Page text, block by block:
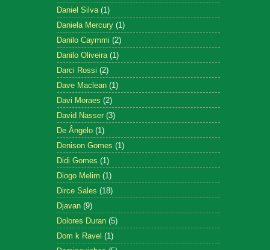
Daniel Silva (1)
Daniela Mercury (1)
Danilo Caymmi (2)
Danilo Oliveira (1)
Darci Rossi (2)
Dave Maclean (1)
Davi Moraes (2)
David Nasser (3)
De Ângelo (1)
Denison Gomes (1)
Didi Gomes (1)
Diogo Melim (1)
Dirce Sales (18)
Djavan (9)
Dolores Duran (5)
Dom k Ravel (1)